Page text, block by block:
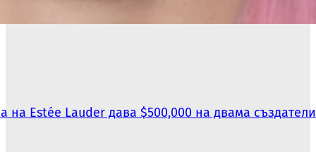
на Estée Lauder дава $500,000 на двама